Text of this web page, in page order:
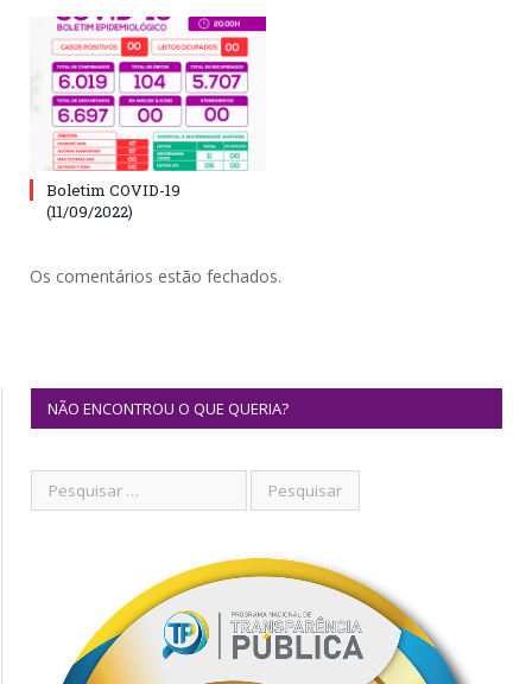
Boletim COVID-19
(11/09/2022)
Os comentários estão fechados.
NÃO ENCONTROU O QUE QUERIA?